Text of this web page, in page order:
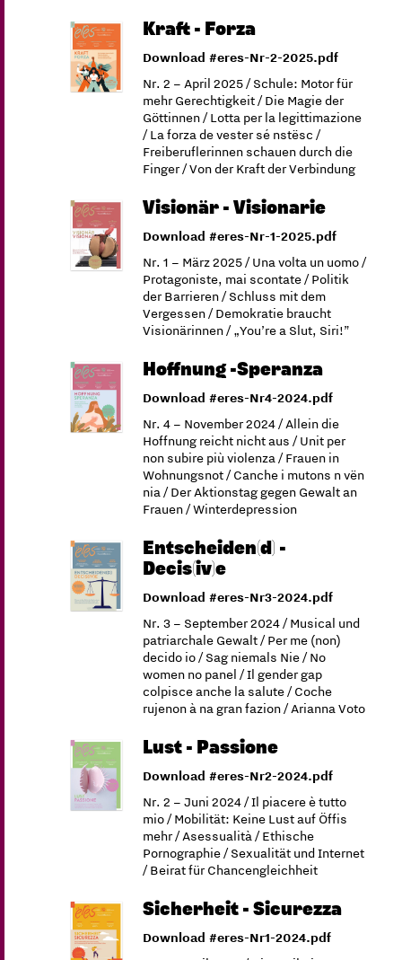
Kraft - Forza
Download #eres-Nr-2-2025.pdf
Nr. 2 – April 2025 / Schule: Motor für
mehr Gerechtigkeit / Die Magie der
Göttinnen / Lotta per la legittimazione
/ La forza de vester sé nstësc /
Freiberuflerinnen schauen durch die
Finger / Von der Kraft der Verbindung
Visionär - Visionarie
Download #eres-Nr-1-2025.pdf
Nr. 1 – März 2025 / Una volta un uomo /
Protagoniste, mai scontate / Politik
der Barrieren / Schluss mit dem
Vergessen / Demokratie braucht
Visionärinnen / „You’re a Slut, Siri!”
Hoffnung -Speranza
Download #eres-Nr4-2024.pdf
Nr. 4 – November 2024 / Allein die
Hoffnung reicht nicht aus / Unit per
non subire più violenza / Frauen in
Wohnungsnot / Canche i mutons n vën
nia / Der Aktionstag gegen Gewalt an
Frauen / Winterdepression
Entscheiden(d) -
Decis(iv)e
Download #eres-Nr3-2024.pdf
Nr. 3 – September 2024 / Musical und
patriarchale Gewalt / Per me (non)
decido io / Sag niemals Nie / No
women no panel / Il gender gap
colpisce anche la salute / Coche
rujenon à na gran fazion / Arianna Voto
Lust - Passione
Download #eres-Nr2-2024.pdf
Nr. 2 – Juni 2024 / Il piacere è tutto
mio / Mobilität: Keine Lust auf Öffis
mehr / Asessualità / Ethische
Pornographie / Sexualität und Internet
/ Beirat für Chancengleichheit
Sicherheit - Sicurezza
Download #eres-Nr1-2024.pdf